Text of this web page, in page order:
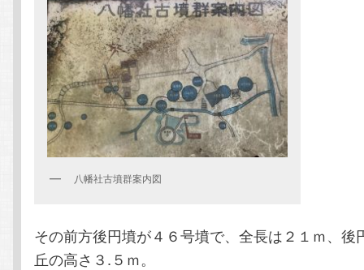
八幡社古墳群案内図
その前方後円墳が４６号墳で、全長は２１ｍ、後
丘の高さ３.５ｍ。